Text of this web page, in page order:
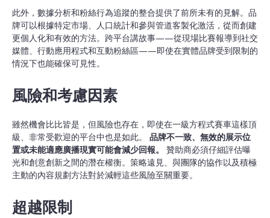
此外，數據分析和粉絲行為追蹤的整合提供了前所未有的見解。品
牌可以根據特定市場、人口統計和參與管道客製化激活，從而創建
更個人化和有效的方法。跨平台講故事——從現場比賽報導到社交
媒體、行動應用程式和互動粉絲區——即使在實體品牌受到限制的
情況下也能確保可見性。
風險和考慮因素
雖然機會比比皆是，但風險也存在，即使在一級方程式賽車這樣頂
級、非常受歡迎的平台中也是如此。 品牌不一致、無效的展示位
置或未能適應廣播現實可能會減少回報。
贊助商必須仔細評估曝
光和創意創新之間的潛在權衡。策略遠見、與團隊的協作以及積極
主動的內容規劃方法對於減輕這些風險至關重要。
超越限制